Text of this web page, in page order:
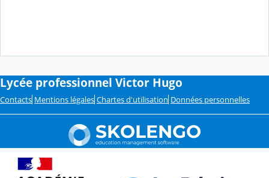
Lycée professionnel Victor Hugo
Contacts Mentions légales Chartes d'utilisation Données personnelles